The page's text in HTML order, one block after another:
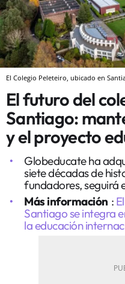
El Colegio Peleteiro, ubicado en
El futuro del
Santiago:
y el proyecto
Globeducate ha
siete décadas de
fundadores, seguirá
Más información :
Santiago se integra
la educación